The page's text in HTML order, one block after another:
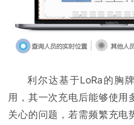
利尔达基于LoRa的胸
用，其一次充电后能够使用
关心的问题，若需频繁充电